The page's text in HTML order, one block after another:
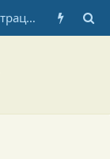
Регистрация